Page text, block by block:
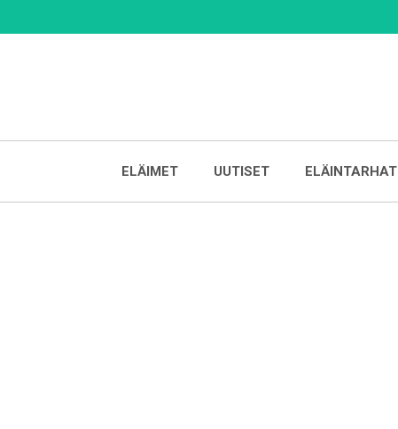
to
ELÄIMET UUTISET ELÄINTARHAT